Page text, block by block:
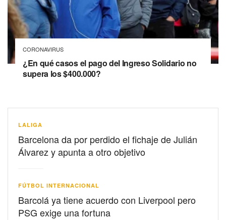
CORONAVIRUS
¿En qué casos el pago del Ingreso Solidario no
supera los $400.000?
LALIGA
Barcelona da por perdido el fichaje de Julián
Álvarez y apunta a otro objetivo
FÚTBOL INTERNACIONAL
Barcolá ya tiene acuerdo con Liverpool pero
PSG exige una fortuna